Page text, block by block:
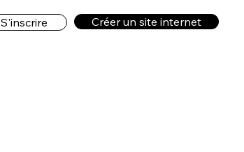
S'inscrire Créer un site internet